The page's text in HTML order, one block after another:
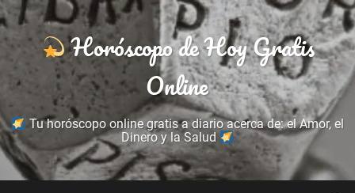
Horóscopo de Hoy Gratis
Online
Tu horóscopo online gratis a diario acerca de: el Amor, el
Dinero y la Salud